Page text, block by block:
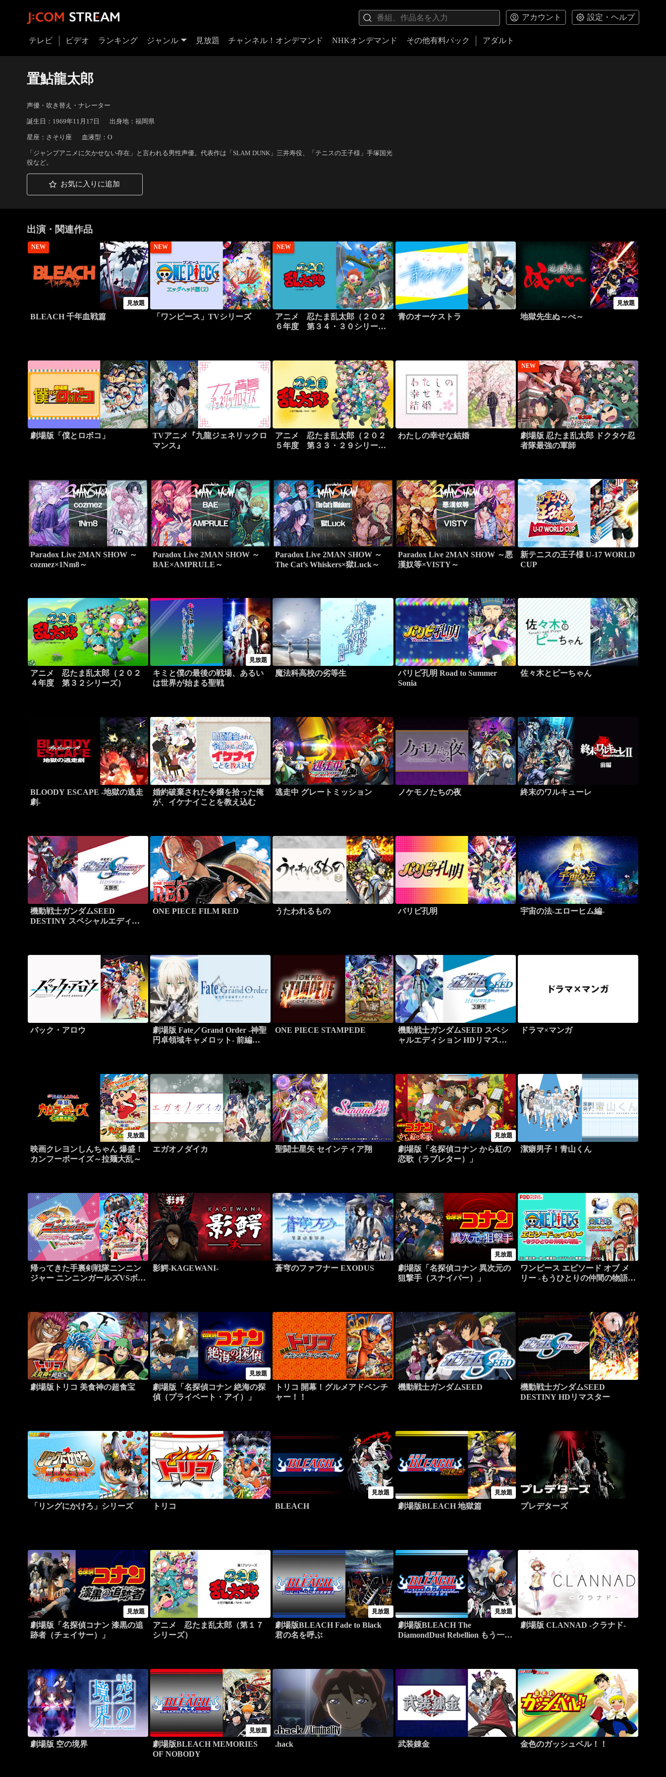
アカウント 設定・ヘルプ
テレビ ビデオ ランキング ジャンル 見放題 チャンネル！オンデマンド NHKオンデマンド その他有料パック アダルト
置鮎龍太郎
声優・吹き替え・ナレーター
誕生日：1969年11月17日 出身地：福岡県
星座：さそり座 血液型：O
「ジャンプアニメに欠かせない存在」と言われる男性声優。代表作は「SLAM DUNK」三井寿役、「テニスの王子様」手塚国光
役など。
お気に入りに追加
出演・関連作品
NEW
見放題
BLEACH 千年血戦篇
NEW
「ワンピース」TVシリーズ
NEW
アニメ 忍たま乱太郎（２０２
６年度 第３４・３０シリーズ
青のオーケストラ
見放題
地獄先生ぬ～べ～
劇場版「僕とロボコ」
TVアニメ『九龍ジェネリックロ
マンス』
アニメ 忍たま乱太郎（２０２
５年度 第３３・２９シリーズ
わたしの幸せな結婚
NEW
劇場版 忍たま乱太郎 ドクタケ忍
者隊最強の軍師
Paradox Live 2MAN SHOW ～
cozmez×1Nm8～
Paradox Live 2MAN SHOW ～
BAE×AMPRULE～
Paradox Live 2MAN SHOW ～
The Cat’s Whiskers×獄Luck～
Paradox Live 2MAN SHOW ～悪
漢奴等×VISTY～
新テニスの王子様 U-17 WORLD
CUP
アニメ 忍たま乱太郎（２０２
４年度 第３２シリーズ）
見放題
キミと僕の最後の戦場、あるい
は世界が始まる聖戦
魔法科高校の劣等生
パリピ孔明 Road to Summer
Sonia
佐々木とピーちゃん
BLOODY ESCAPE -地獄の逃走
劇-
婚約破棄された令嬢を拾った俺
が、イケナイことを教え込む
逃走中 グレートミッション ノケモノたちの夜 終末のワルキューレ
機動戦士ガンダムSEED
DESTINY スペシャルエディシ
ONE PIECE FILM RED うたわれるもの パリピ孔明 宇宙の法-エローヒム編-
バック・アロウ
劇場版 Fate／Grand Order -神聖
円卓領域キャメロット- 前編
ONE PIECE STAMPEDE
機動戦士ガンダムSEED スペシ
ャルエディション HDリマスタ
ドラマ×マンガ
見放題
映画クレヨンしんちゃん 爆盛！
カンフーボーイズ～拉麺大乱～
エガオノダイカ 聖闘士星矢 セインティア翔
見放題
劇場版「名探偵コナン から紅の
恋歌（ラブレター）」
潔癖男子！青山くん
帰ってきた手裏剣戦隊ニンニン
ジャー ニンニンガールズVSボー
影鰐-KAGEWANI- 蒼穹のファフナー EXODUS
見放題
劇場版「名探偵コナン 異次元の
狙撃手（スナイパー）」
ワンピース エピソード オブ メ
リー -もうひとりの仲間の物語-
劇場版トリコ 美食神の超食宝
見放題
劇場版「名探偵コナン 絶海の探
偵（プライベート・アイ）」
トリコ 開幕！グルメアドベンチ
ャー！！
機動戦士ガンダムSEED
機動戦士ガンダムSEED
DESTINY HDリマスター
「リングにかけろ」シリーズ トリコ
見放題
BLEACH
見放題
劇場版BLEACH 地獄篇 プレデターズ
見放題
劇場版「名探偵コナン 漆黒の追
跡者（チェイサー）」
アニメ 忍たま乱太郎（第１７
シリーズ）
見放題
劇場版BLEACH Fade to Black
君の名を呼ぶ
見放題
劇場版BLEACH The
DiamondDust Rebellion もう一つ
劇場版 CLANNAD -クラナド-
劇場版 空の境界
見放題
劇場版BLEACH MEMORIES
OF NOBODY
.hack 武装錬金 金色のガッシュベル！！